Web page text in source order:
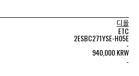
디올
ETC
2ESBC271YSE-H05E
-
940,000 KRW
-